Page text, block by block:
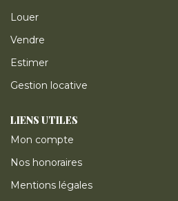
Louer
Vendre
Estimer
Gestion locative
LIENS UTILES
Mon compte
Nos honoraires
Mentions légales